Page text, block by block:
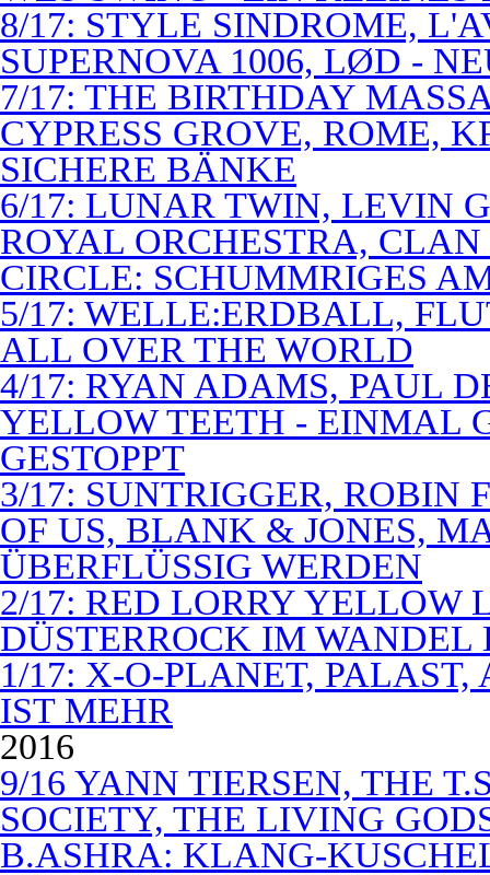
8/17: STYLE SINDROME,
SUPERNOVA 1006, LØD -
7/17: THE BIRTHDAY
CYPRESS GROVE, ROME,
SICHERE BÄNKE
6/17: LUNAR TWIN, LEVIN
ROYAL ORCHESTRA,
CIRCLE: SCHUMMRIGES
5/17: WELLE:ERDBALL,
ALL OVER THE WORLD
4/17: RYAN ADAMS, PAUL
YELLOW TEETH - EINMAL
GESTOPPT
3/17: SUNTRIGGER, ROBIN
OF US, BLANK & JONES,
ÜBERFLÜSSIG WERDEN
2/17: RED LORRY YELLOW
DÜSTERROCK IM WANDEL
1/17: X-O-PLANET,
IST MEHR
2016
9/16 YANN TIERSEN, THE
SOCIETY, THE LIVING
B.ASHRA: KLANG-